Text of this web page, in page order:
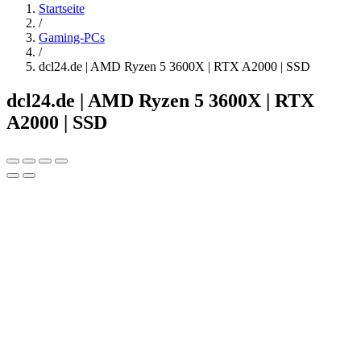
Startseite
/
Gaming-PCs
/
dcl24.de | AMD Ryzen 5 3600X | RTX A2000 | SSD
dcl24.de | AMD Ryzen 5 3600X | RTX
A2000 | SSD